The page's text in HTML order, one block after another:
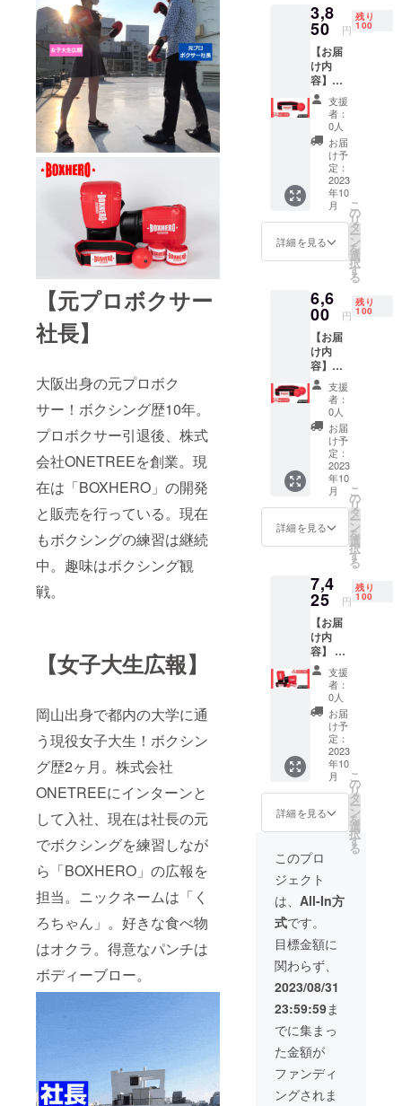
【元プロボクサー
社長】
大阪出身の元プロボク
サー！ボクシング歴10年。
プロボクサー引退後、株式
会社ONETREEを創業。現
在は「BOXHERO」の開発
と販売を行っている。現在
もボクシングの練習は継続
中。趣味はボクシング観
戦。
【女子大生広報】
岡山出身で都内の大学に通
う現役女子大生！ボクシン
グ歴2ヶ月。株式会社
ONETREEにインターンと
して入社、現在は社長の元
でボクシングを練習しなが
ら「BOXHERO」の広報を
担当。ニックネームは「く
ろちゃん」。好きな食べ物
はオクラ。得意なパンチは
ボディーブロー。
い。MIREYA
TOKYOは日
本から世界
へ『挑戦』
するという
想いを込め
たブランド
3,8
50 円
残り
100
【お届
け内
容】
BOXHE
RO
(ボック
スヒー
ロー) ×1
点 ※説
明書は
含まれ
ませ
ん。
【超早
割】
限定 税
込一般
販売価
格
5,500円
→
3,850円
※送料込
み。 ※
デザイ
ン・仕
様変更
になる
可能性
がござ
いま
す。あ
さい。
※イメー
い、使
用感な
どに関
する不
良品以
外での
返品・
返金は
お受け
いたし
かねま
す。
支援
者：
0人
お届
け予
定：
2023
年10
月
詳細を見る
こ
の
リ
タ
ー
ン
を
選
択
す
る
6,6
00 円
残り
100
【お届
け内
容】
BOXHE
RO
(ボック
スヒー
ロー) ×2
点 ※説
明書は
含まれ
ませ
ん。
【超早
割】
限定 税
込一般
販売価
格
11,000
円 →
6,600円
※送料込
み。 ※
デザイ
ン・仕
様変更
になる
可能性
がござ
いま
す。あ
承くだ
※イメー
ジ違
い、使
用感な
どに関
する不
良品以
外での
返金は
お受け
いたし
かねま
す。
支援
者：
0人
お届
け予
定：
2023
年10
月
詳細を見る
こ
の
リ
タ
ー
ン
を
選
択
す
る
7,4
25 円
残り
100
【お届
け内
容】 ・
BOXHE
RO
(ボック
スヒー
ロー) ×1
点 ・
BOXHE
ROグ
ローブ
×1点 ・
BOXHE
ROバン
×1点 ※
説明書
は含ま
れませ
ん。
【超早
割】
25％OF
F 100個
限定 税
込一般
販売価
格
9,900円
→
7,425円
※送料込
み。 ※
支援
者：
0人
お届
け予
定：
2023
年10
月
詳細を見る
こ
の
リ
タ
ー
ン
を
選
択
す
る
このプロ
ジェクト
は、 All-In方
式です。
目標金額に
関わらず、
2023/08/31
23:59:59ま
でに集まっ
た金額が
ファンディ
ングされま